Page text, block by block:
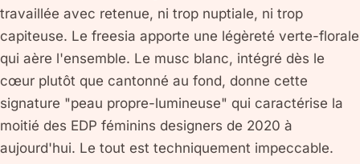
travaillée avec retenue, ni trop nuptiale, ni trop
capiteuse. Le freesia apporte une légèreté verte-florale
qui aère l'ensemble. Le musc blanc, intégré dès le
cœur plutôt que cantonné au fond, donne cette
signature "peau propre-lumineuse" qui caractérise la
moitié des EDP féminins designers de 2020 à
aujourd'hui. Le tout est techniquement impeccable.